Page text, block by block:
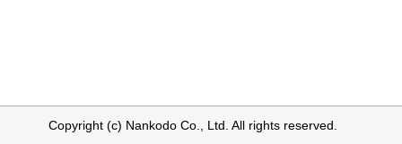
Copyright (c) Nankodo Co., Ltd. All rights reserved.